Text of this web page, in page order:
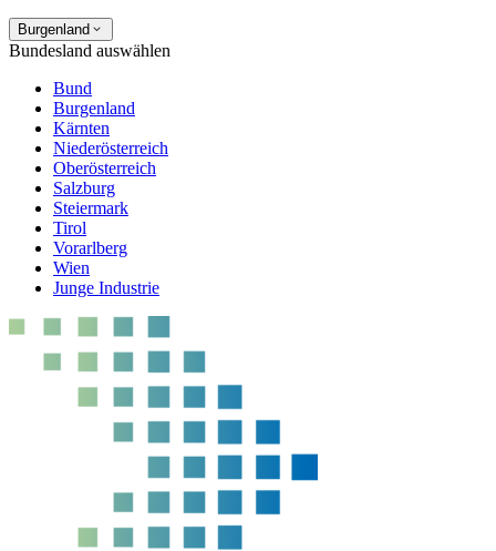
Burgenland
Bundesland auswählen
Bund
Burgenland
Kärnten
Niederösterreich
Oberösterreich
Salzburg
Steiermark
Tirol
Vorarlberg
Wien
Junge Industrie